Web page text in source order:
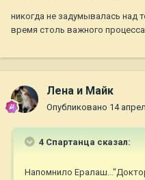
никогда не задумывалась над
время столь важного
Лена и Майк
Опубликовано 14
4 Спартанца сказал:
Напомнило